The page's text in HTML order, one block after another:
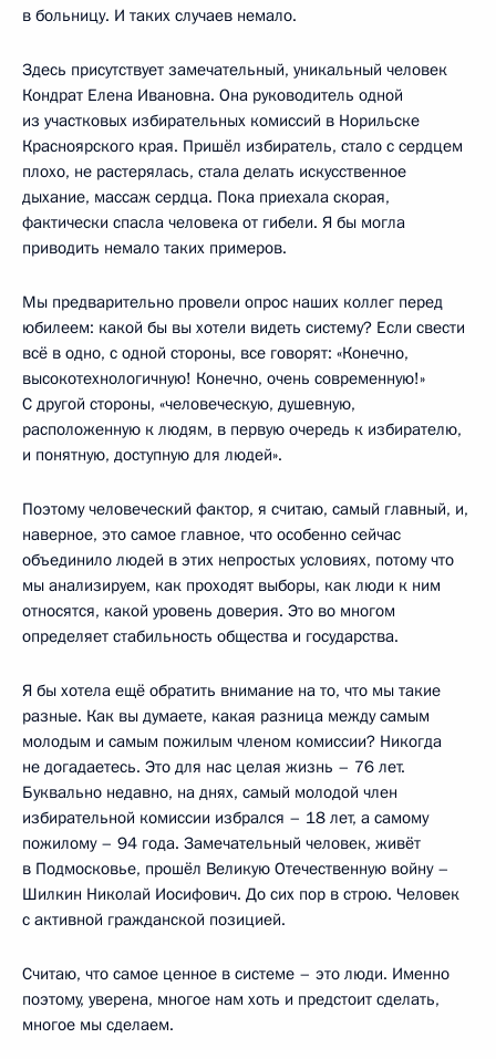
в больницу. И таких случаев немало.
Здесь присутствует замечательный, уникальный человек
Кондрат Елена Ивановна. Она руководитель одной
из участковых избирательных комиссий в Норильске
Красноярского края. Пришёл избиратель, стало с сердцем
плохо, не растерялась, стала делать искусственное
дыхание, массаж сердца. Пока приехала скорая,
фактически спасла человека от гибели. Я бы могла
приводить немало таких примеров.
Мы предварительно провели опрос наших коллег перед
юбилеем: какой бы вы хотели видеть систему? Если свести
всё в одно, с одной стороны, все говорят: «Конечно,
высокотехнологичную! Конечно, очень современную!»
С другой стороны, «человеческую, душевную,
расположенную к людям, в первую очередь к избирателю,
и понятную, доступную для людей».
Поэтому человеческий фактор, я считаю, самый главный, и,
наверное, это самое главное, что особенно сейчас
объединило людей в этих непростых условиях, потому что
мы анализируем, как проходят выборы, как люди к ним
относятся, какой уровень доверия. Это во многом
определяет стабильность общества и государства.
Я бы хотела ещё обратить внимание на то, что мы такие
разные. Как вы думаете, какая разница между самым
молодым и самым пожилым членом комиссии? Никогда
не догадаетесь. Это для нас целая жизнь – 76 лет.
Буквально недавно, на днях, самый молодой член
избирательной комиссии избрался – 18 лет, а самому
пожилому – 94 года. Замечательный человек, живёт
в Подмосковье, прошёл Великую Отечественную войну –
Шилкин Николай Иосифович. До сих пор в строю. Человек
с активной гражданской позицией.
Считаю, что самое ценное в системе – это люди. Именно
поэтому, уверена, многое нам хоть и предстоит сделать,
многое мы сделаем.